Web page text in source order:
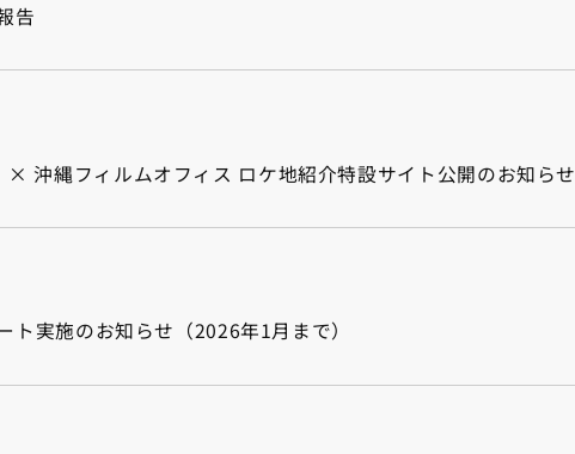
告
× 沖縄フィルムオフィス ロケ地紹介特設サイト公開のお知らせ
ト実施のお知らせ（2026年1月まで）